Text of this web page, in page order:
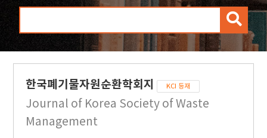
검
한국폐기물자원순환학회지 KCI 등재
Journal of Korea Society of Waste
Management